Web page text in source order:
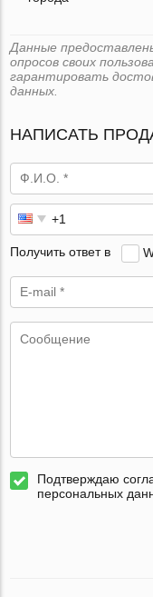
Данные
опросов своих
гарантировать
данных.
НАПИСАТЬ
Получить ответ в
Подтверждаю
персональных